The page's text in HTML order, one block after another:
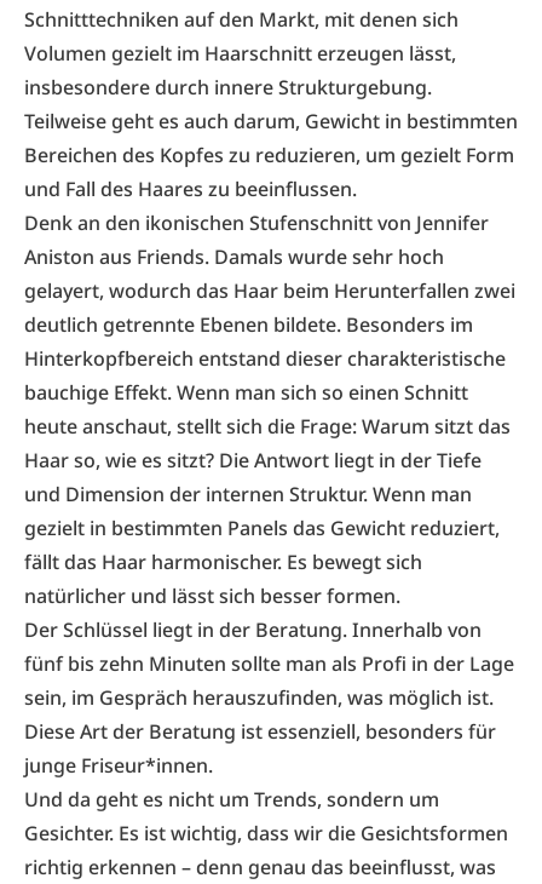
Schnitttechniken auf den Markt, mit denen sich
Volumen gezielt im Haarschnitt erzeugen lässt,
insbesondere durch innere Strukturgebung.
Teilweise geht es auch darum, Gewicht in bestimmten
Bereichen des Kopfes zu reduzieren, um gezielt Form
und Fall des Haares zu beeinflussen.
Denk an den ikonischen Stufenschnitt von Jennifer
Aniston aus Friends. Damals wurde sehr hoch
gelayert, wodurch das Haar beim Herunterfallen zwei
deutlich getrennte Ebenen bildete. Besonders im
Hinterkopfbereich entstand dieser charakteristische
bauchige Effekt. Wenn man sich so einen Schnitt
heute anschaut, stellt sich die Frage: Warum sitzt das
Haar so, wie es sitzt? Die Antwort liegt in der Tiefe
und Dimension der internen Struktur. Wenn man
gezielt in bestimmten Panels das Gewicht reduziert,
fällt das Haar harmonischer. Es bewegt sich
natürlicher und lässt sich besser formen.
Der Schlüssel liegt in der Beratung. Innerhalb von
fünf bis zehn Minuten sollte man als Profi in der Lage
sein, im Gespräch herauszufinden, was möglich ist.
Diese Art der Beratung ist essenziell, besonders für
junge Friseur*innen.
Und da geht es nicht um Trends, sondern um
Gesichter. Es ist wichtig, dass wir die Gesichtsformen
richtig erkennen – denn genau das beeinflusst, was